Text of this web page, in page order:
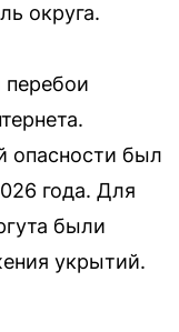
округа.
опасности был
года. Для
были
укрытий.